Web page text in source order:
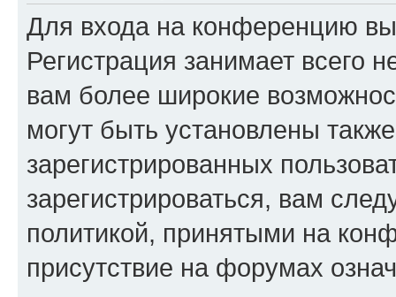
Для входа на конференцию
Регистрация занимает всего
вам более широкие
могут быть установлены
зарегистрированных
зарегистрироваться, вам
политикой, принятыми на
присутствие на форумах